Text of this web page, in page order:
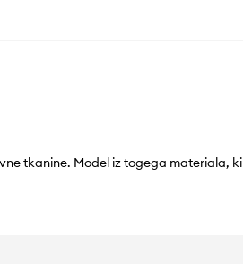
tkanine. Model iz togega materiala, ki